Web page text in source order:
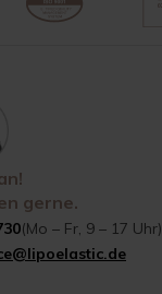
gerne.
(Mo – Fr, 9 – 17 Uhr)